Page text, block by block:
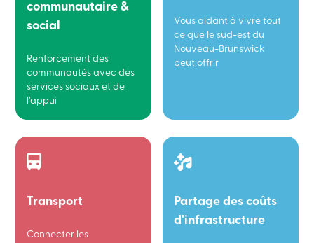
communautaire &
social
Renforcement des
communautés avec des
services sociaux et de
l’appui
Vous aidant à vivre tout
ce que le sud-est du
Nouveau-Brunswick
peut offrir
Transport
Connecter les
Partage des coûts
d'infrastructure